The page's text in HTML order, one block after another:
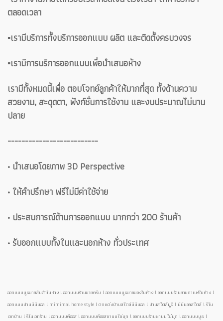
ตลอดเวลา
▪️เรามีบริการทั้งบริการออกแบบ ผลิต และติดตั้งครบวงจร
▪️เรามีการบริการออกแบบเพื่อนำเสนอห้าง
เรามีทั้งหมดนี้เพื่อ ตอบโจทย์ลูกค้าให้มากที่สุด ทั้งด้านความ
สวยงาม, สะดุดตา, ฟังก์ชั่นการใช้งาน และงบประมาณไม่บาน
ปลาย
--------------------------
• นำเสนอโดยภาพ 3D Perspective
• ให้คำปรึกษา ฟรีไม่มีค่าใช้จ่าย
• ประสบการณ์ด้านการออกแบบ มากกว่า 200 ร้านค้า
• รับออกแบบทั้งในและนอกห้าง ทั่วประเทศ
ออกแบบบูธขายสินค้าในห้าง l ออกแบบร้านขายครีม l ออกแบบบูธขายของในห้าง l ออกแบบร้านขายกาแฟในห้าง l
ออกแบบบ้านมินิมอล l mimimal home style l ตกแต่งบ้านสไตล์มินิมอล l บ้านสไตล์มูจิ l มินิมอลสไตล์ l รีโน
เวทบ้าน l รีโนเวทร้าน l ออกแบบคีออส l ออกแบบคีออสชานมไข่มุก l ออกแบบร้านชานมไข่มุก l ออกแบบบูธ l